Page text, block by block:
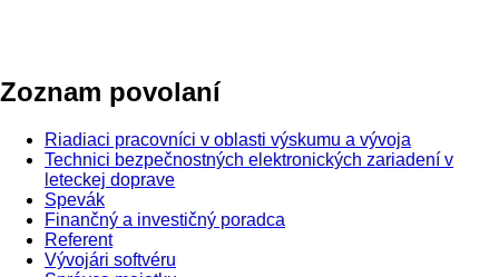
Zoznam povolaní
Riadiaci pracovníci v oblasti výskumu a vývoja
Technici bezpečnostných elektronických zariadení v
leteckej doprave
Spevák
Finančný a investičný poradca
Referent
Vývojári softvéru